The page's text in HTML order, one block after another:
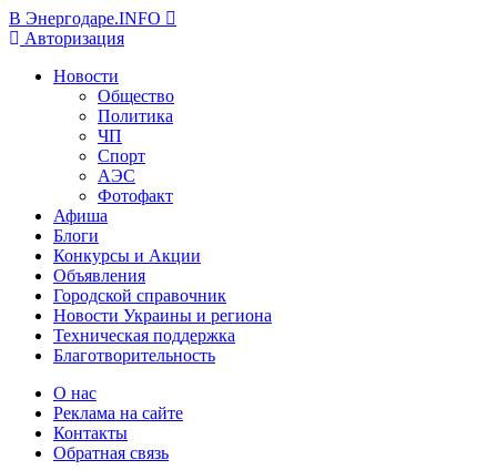
В Энергодаре.INFO
Авторизация
Новости
Общество
Политика
ЧП
Спорт
АЭС
Фотофакт
Афиша
Блоги
Конкурсы и Акции
Объявления
Городской справочник
Новости Украины и региона
Техническая поддержка
Благотворительность
О нас
Реклама на сайте
Контакты
Обратная связь